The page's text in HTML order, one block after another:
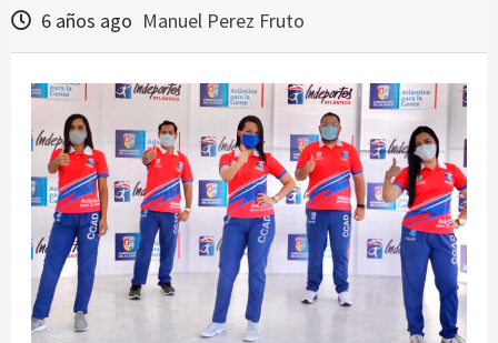
6 años ago Manuel Perez Fruto